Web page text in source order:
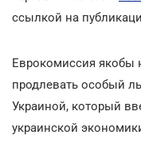
ссылкой на
Еврокомиссия якобы
продлевать особый
Украиной, который
украинской